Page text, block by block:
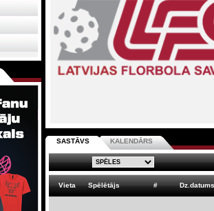
SASTĀVS KALENDĀRS
Vieta Spēlētājs # Dz.datums